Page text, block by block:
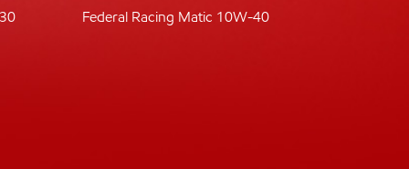
Federal Racing Matic 10W-40